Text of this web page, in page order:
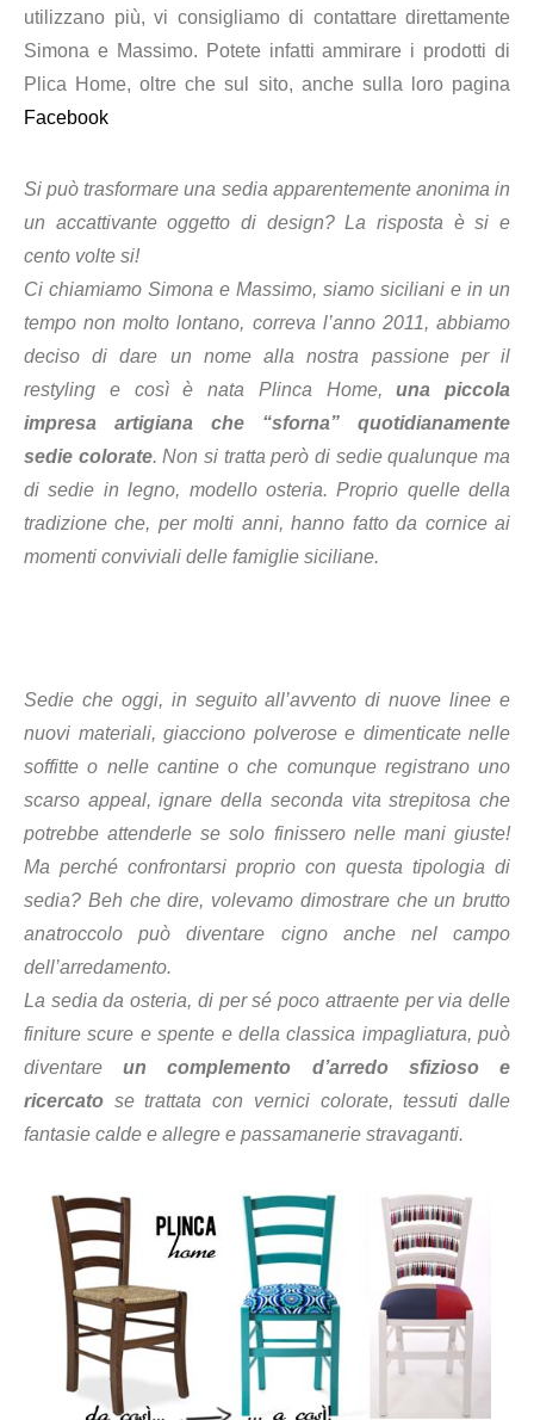
utilizzano più, vi consigliamo di contattare direttamente
Simona e Massimo. Potete infatti ammirare i prodotti di
Plica Home, oltre che sul sito, anche sulla loro pagina
Facebook
Si può trasformare una sedia apparentemente anonima in
un accattivante oggetto di design? La risposta è si e
cento volte si!
Ci chiamiamo Simona e Massimo, siamo siciliani e in un
tempo non molto lontano, correva l’anno 2011, abbiamo
deciso di dare un nome alla nostra passione per il
restyling e così è nata Plinca Home,una piccola
impresa artigiana che “sforna” quotidianamente
sedie colorate. Non si tratta però di sedie qualunque ma
di sedie in legno, modello osteria. Proprio quelle della
tradizione che, per molti anni, hanno fatto da cornice ai
momenti conviviali delle famiglie siciliane.
Sedie che oggi, in seguito all’avvento di nuove linee e
nuovi materiali, giacciono polverose e dimenticate nelle
soffitte o nelle cantine o che comunque registrano uno
scarso appeal, ignare della seconda vita strepitosa che
potrebbe attenderle se solo finissero nelle mani giuste!
Ma perché confrontarsi proprio con questa tipologia di
sedia? Beh che dire, volevamo dimostrare che un brutto
anatroccolo può diventare cigno anche nel campo
dell’arredamento.
La sedia da osteria, di per sé poco attraente per via delle
finiture scure e spente e della classica impagliatura, può
diventareun complemento d’arredo sfizioso e
ricercato se trattata con vernici colorate, tessuti dalle
fantasie calde e allegre e passamanerie stravaganti.